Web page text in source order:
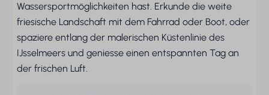
Wassersportmöglichkeiten hast. Erkunde die weite
friesische Landschaft mit dem Fahrrad oder Boot, oder
spaziere entlang der malerischen Küstenlinie des
IJsselmeers und geniesse einen entspannten Tag an
der frischen Luft.